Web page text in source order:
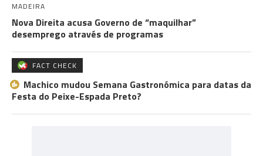
MADEIRA
Nova Direita acusa Governo de “maquilhar”
desemprego através de programas
FACT CHECK
Machico mudou Semana Gastronómica para datas da
Festa do Peixe-Espada Preto?